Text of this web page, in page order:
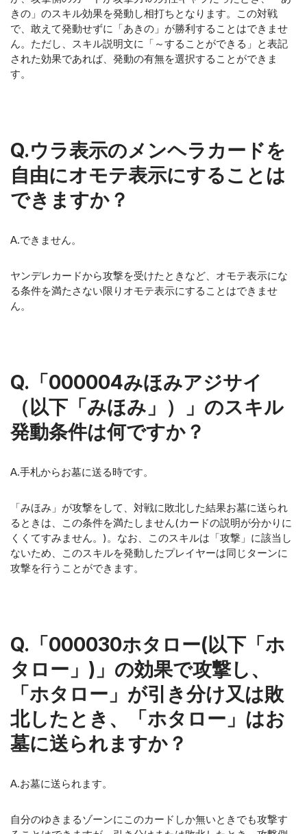
きの」のスキル効果を発動し相打ちとなります。この対戦
で、敢えて発動せずに「あきの」が勝利することはできませ
ん。ただし、スキル説明文に「～することができる」と表記
された効果であれば、発動の有無を選択することができま
す。
Q.ウラ表示のメンヘラカードを
自由にオモテ表示にすることは
できますか？
A.できません。
ヤンデレカードから攻撃を受けたときなど、オモテ表示にな
る条件を満たさない限りオモテ表示にすることはできませ
ん。
Q.「000004みほみアジサイ
（以下「みほみ」）」のスキル
発動条件は何ですか？
A.手札からお墓に送る時です。
「みほみ」が攻撃をして、対戦に敗北した結果お墓に送られ
るときは、この条件を満たしません(カードの説明が分かりに
くくてすみません。)。なお、このスキルは「攻撃」に該当し
ないため、このスキルを発動したプレイヤーは同じターンに
攻撃を行うことができます。
Q.「000030ホタロー(以下「ホ
タロー」)」の効果で攻撃し、
「ホタロー」が引き分け又は敗
北したとき、「ホタロー」はお
墓に送られますか？
A.お墓に送られます。
自分のゆきまるゾーンにこのカードしか無いときでも攻撃す